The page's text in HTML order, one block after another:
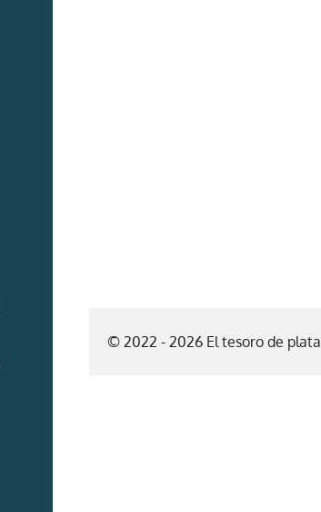
© 2022 - 2026 El tesoro de plata